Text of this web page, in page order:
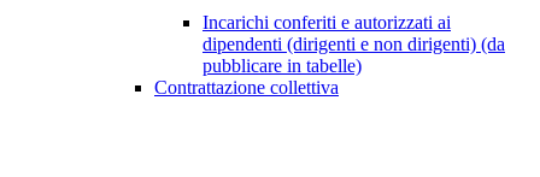
Incarichi conferiti e autorizzati ai
dipendenti (dirigenti e non dirigenti) (da
pubblicare in tabelle)
Contrattazione collettiva